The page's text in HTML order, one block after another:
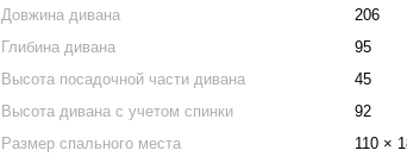
Довжина дивана
206
Глибина дивана
95
Высота посадочной части дивана
45
Высота дивана с учетом спинки
92
Размер спального места
110 ×